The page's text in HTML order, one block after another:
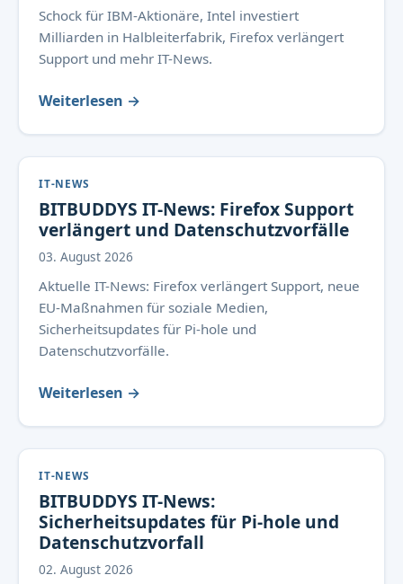
Schock für IBM-Aktionäre, Intel investiert
Milliarden in Halbleiterfabrik, Firefox verlängert
Support und mehr IT-News.
Weiterlesen →
IT-NEWS
BITBUDDYS IT-News: Firefox Support
verlängert und Datenschutzvorfälle
03. August 2026
Aktuelle IT-News: Firefox verlängert Support, neue
EU-Maßnahmen für soziale Medien,
Sicherheitsupdates für Pi-hole und
Datenschutzvorfälle.
Weiterlesen →
IT-NEWS
BITBUDDYS IT-News:
Sicherheitsupdates für Pi-hole und
Datenschutzvorfall
02. August 2026